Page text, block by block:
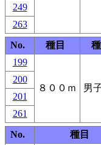
249
263
No.
種目
199
８００ｍ 男
200
201
261
No.
種目